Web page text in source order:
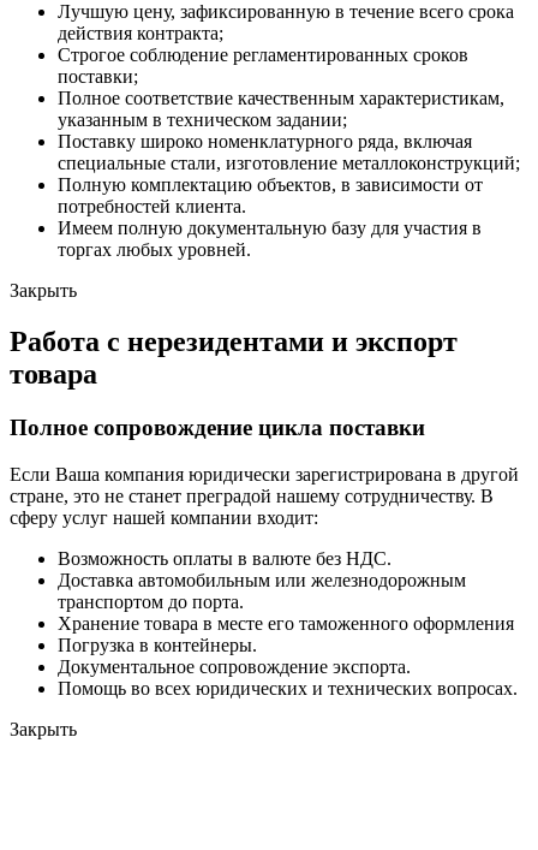
Лучшую цену, зафиксированную в течение всего срока
действия контракта;
Строгое соблюдение регламентированных сроков
поставки;
Полное соответствие качественным характеристикам,
указанным в техническом задании;
Поставку широко номенклатурного ряда, включая
специальные стали, изготовление металлоконструкций;
Полную комплектацию объектов, в зависимости от
потребностей клиента.
Имеем полную документальную базу для участия в
торгах любых уровней.
Закрыть
Работа с нерезидентами и экспорт
товара
Полное сопровождение цикла поставки
Если Ваша компания юридически зарегистрирована в другой
стране, это не станет преградой нашему сотрудничеству. В
сферу услуг нашей компании входит:
Возможность оплаты в валюте без НДС.
Доставка автомобильным или железнодорожным
транспортом до порта.
Хранение товара в месте его таможенного оформления
Погрузка в контейнеры.
Документальное сопровождение экспорта.
Помощь во всех юридических и технических вопросах.
Закрыть